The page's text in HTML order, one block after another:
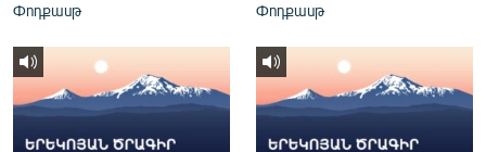
English
Русский
ՀԵՏԵՎԵՔ ՄԵԶ
Փոդքասթ Փոդքասթ